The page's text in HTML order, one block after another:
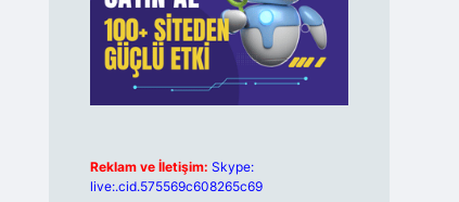
Reklam ve İletişim: Skype:
live:.cid.575569c608265c69